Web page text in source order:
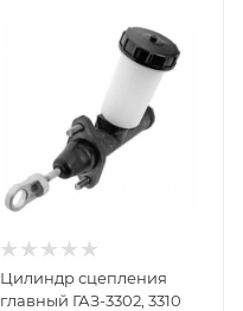
Цилиндр сцепления
главный ГАЗ-3302, 3310